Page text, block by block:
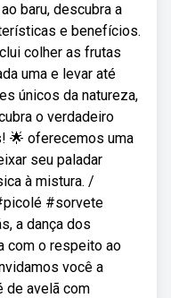
baru, descubra a
e benefícios.
colher as frutas
uma e levar até
únicos da natureza,
o verdadeiro
🌟 oferecemos uma
seu paladar
à mistura. /
#sorvete
a dança dos
com o respeito ao
você a
de avelã com